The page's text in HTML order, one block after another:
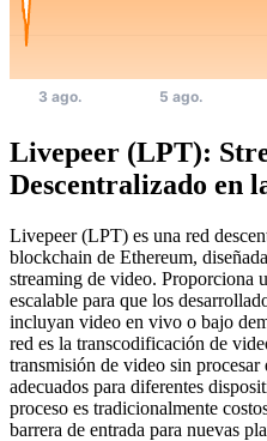
Livepeer (LPT):
Descentralizado en
Livepeer (LPT) es una red
blockchain de Ethereum,
streaming de video. Proporciona
escalable para que los
incluyan video en vivo o bajo
red es la transcodificación de
transmisión de video sin
adecuados para diferentes
proceso es tradicionalmente
barrera de entrada para nuevas